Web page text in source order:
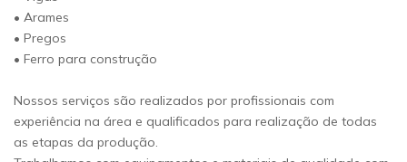
• Arames
• Pregos
• Ferro para construção
Nossos serviços são realizados por profissionais com
experiência na área e qualificados para realização de todas
as etapas da produção.